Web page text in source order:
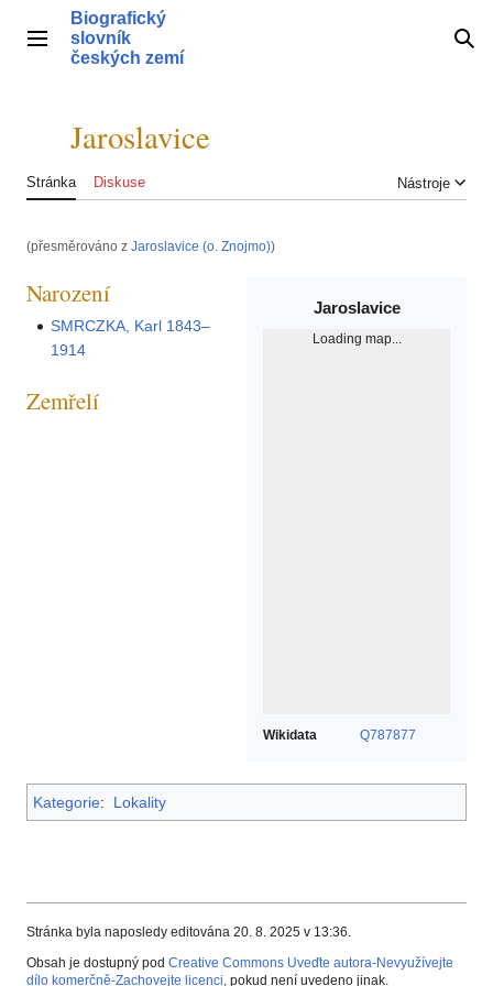
obsahHlavní menu
Biografický
slovník
českých zemí
Přepnout obsah
Jaroslavice
Stránka Diskuse Nástroje
(přesměrováno z Jaroslavice (o. Znojmo))
Jaroslavice
Loading map...
Wikidata Q787877
Narození
SMRCZKA, Karl 1843–
1914
Zemřelí
Kategorie: Lokality
Stránka byla naposledy editována 20. 8. 2025 v 13:36.
Obsah je dostupný pod Creative Commons Uveďte autora-Nevyužívejte
dílo komerčně-Zachovejte licenci, pokud není uvedeno jinak.